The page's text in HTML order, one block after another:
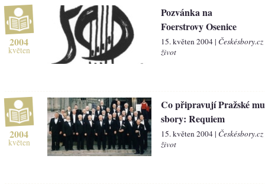
2004
květen
Pozvánka na
Foerstrovy Osenice
15. květen 2004 |
život
2004
květen
Co připravují Pražské
sbory: Requiem
15. květen 2004 |
život